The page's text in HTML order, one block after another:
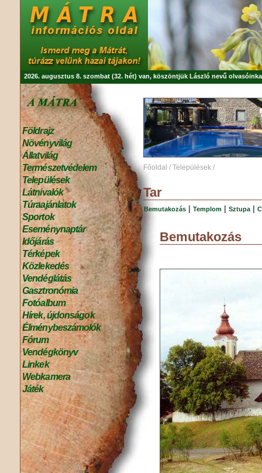
2026. augusztus 8. szombat (32. hét) van, köszöntjük László nevű
Földrajz
Növényvilág
Állatvilág
Természetvédelem
Települések
Látnivalók
Túraajánlatok
Sportok
Eseménynaptár
Időjárás
Térképek
Közlekedés
Vendéglátás
Gasztronómia
Fotóalbum
Hírek, újdonságok
Élménybeszámolók
Fórum
Vendégkönyv
Linkek
Webkamera
Játék
Főoldal / Települések /
Tar
Bemutakozás | Templom | Sztupa |
Bemutakozás